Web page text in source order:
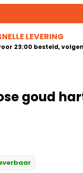
LEVERING
23:00 besteld,
goud